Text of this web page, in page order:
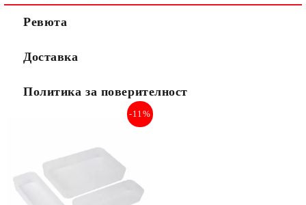
Ревюта
Доставка
Политика за поверителност
-11%